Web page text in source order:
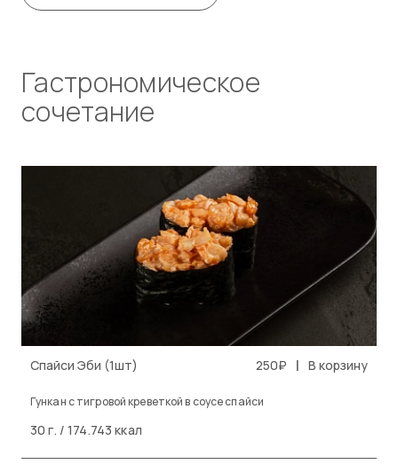
Гастрономическое
сочетание
Спайси Эби (1шт) 250₽ | В корзину
Гункан с тигровой креветкой в соусе спайси
30 г. / 174.743 ккал